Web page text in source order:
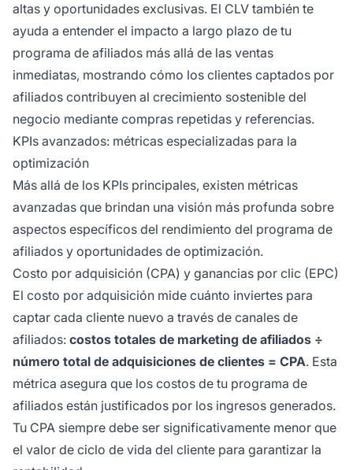
altas y oportunidades exclusivas. El CLV también te
ayuda a entender el impacto a largo plazo de tu
programa de afiliados más allá de las ventas
inmediatas, mostrando cómo los clientes captados por
afiliados contribuyen al crecimiento sostenible del
negocio mediante compras repetidas y referencias.
KPIs avanzados: métricas especializadas para la
optimización
Más allá de los KPIs principales, existen métricas
avanzadas que brindan una visión más profunda sobre
aspectos específicos del rendimiento del programa de
afiliados y oportunidades de optimización.
Costo por adquisición (CPA) y ganancias por clic (EPC)
El costo por adquisición mide cuánto inviertes para
captar cada cliente nuevo a través de canales de
afiliados: costos totales de marketing de afiliados ÷
número total de adquisiciones de clientes = CPA. Esta
métrica asegura que los costos de tu programa de
afiliados están justificados por los ingresos generados.
Tu CPA siempre debe ser significativamente menor que
el valor de ciclo de vida del cliente para garantizar la